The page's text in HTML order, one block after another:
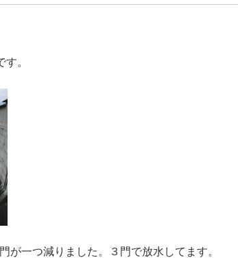
。
が一つ減りました。３門で放水してます。